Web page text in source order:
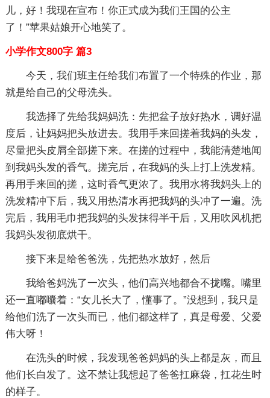
儿，好！我现在宣布！你正式成为我们王国的公主
了！”苹果姑娘开心地笑了。
小学作文800字 篇3
今天，我们班主任给我们布置了一个特殊的作业，那
就是给自己的父母洗头。
我选择了先给我妈妈洗：先把盆子放好热水，调好温
度后，让妈妈把头放进去。我用手来回搓着我妈的头发，
尽量把头皮屑全部搓下来。在搓的过程中，我能清楚地闻
到我妈头发的香气。搓完后，在我妈的头上打上洗发精。
再用手来回的搓，这时香气更浓了。我用水将我妈头上的
洗发精冲下后，我又用热清水再把我妈的头冲了一遍。洗
完后，我用毛巾把我妈的头发抹得半干后，又用吹风机把
我妈头发彻底烘干。
接下来是给爸爸洗，先把热水放好，然后
我给爸妈洗了一次头，他们高兴地都合不拢嘴。嘴里
还一直嘟囔着：“女儿长大了，懂事了。”没想到，我只是
给他们洗了一次头而已，他们都这样了，真是母爱、父爱
伟大呀！
在洗头的时候，我发现爸爸妈妈的头上都是灰，而且
他们长白发了。这不禁让我想起了爸爸扛麻袋，扛花生时
的样子。